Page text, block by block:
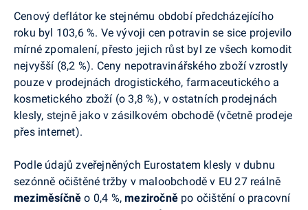
Cenový deflátor ke stejnému období předcházejícího
roku byl 103,6 %. Ve vývoji cen potravin se sice projevilo
mírné zpomalení, přesto jejich růst byl ze všech komodit
nejvyšší (8,2 %). Ceny nepotravinářského zboží vzrostly
pouze v prodejnách drogistického, farmaceutického a
kosmetického zboží (o 3,8 %), v ostatních prodejnách
klesly, stejně jako v zásilkovém obchodě (včetně prodeje
přes internet).
Podle údajů zveřejněných Eurostatem klesly v dubnu
sezónně očištěné tržby v maloobchodě v EU 27 reálně
meziměsíčněo 0,4 %,meziročně po očištění o pracovní